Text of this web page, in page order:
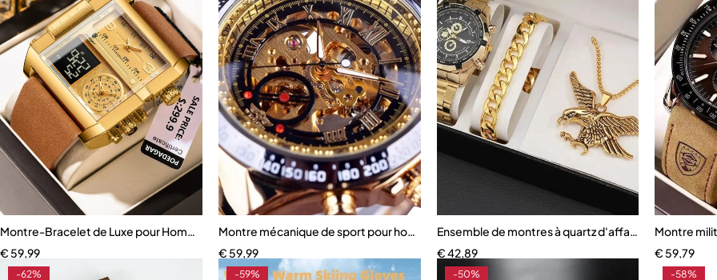
Montre-Bracelet de Luxe pour Homme, Rectangulaire, Étanche
€ 59,99
Montre mécanique de sport pour hommes
€ 59,99
Ensemble de montres à quartz d'affaires pour
€42,89
Montre
€ 59,79
-62% -59% -50% -58%